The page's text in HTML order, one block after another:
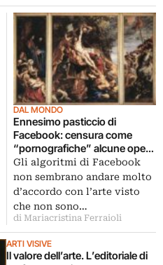
DAL MONDO
Ennesimo pasticcio di
Facebook: censura come
“pornografiche” alcune opere
di Rubens
Gli algoritmi di Facebook
non sembrano andare molto
d’accordo con l’arte visto
che non sono…
di Mariacristina Ferraioli
ARTI VISIVE
Il valore dell’arte. L’editoriale di